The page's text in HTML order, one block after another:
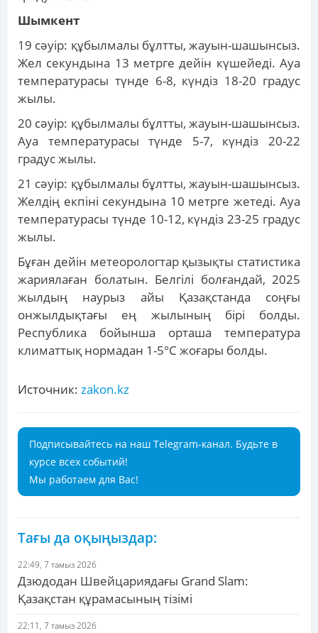
Шымкент
19 сәуір: құбылмалы бұлтты, жауын-шашынсыз.
Жел секундына 13 метрге дейін күшейеді. Ауа
температурасы түнде 6-8, күндіз 18-20 градус
жылы.
20 сәуір: құбылмалы бұлтты, жауын-шашынсыз.
Ауа температурасы түнде 5-7, күндіз 20-22
градус жылы.
21 сәуір: құбылмалы бұлтты, жауын-шашынсыз.
Желдің екпіні секундына 10 метрге жетеді. Ауа
температурасы түнде 10-12, күндіз 23-25 ​​градус
жылы.
Бұған дейін метеорологтар қызықты статистика
жариялаған болатын. Белгілі болғандай, 2025
жылдың наурыз айы Қазақстанда соңғы
онжылдықтағы ең жылының бірі болды.
Республика бойынша орташа температура
климаттық нормадан 1-5°С жоғары болды.
Источник: zakon.kz
Подписывайтесь на наш Telegram-канал. Будьте в
курсе всех событий!
Мы работаем для Вас!
Тағы да оқыңыздар:
22:49, 7 тамыз 2026
Дзюдодан Швейцариядағы Grand Slam:
Қазақстан құрамасының тізімі
22:11, 7 тамыз 2026